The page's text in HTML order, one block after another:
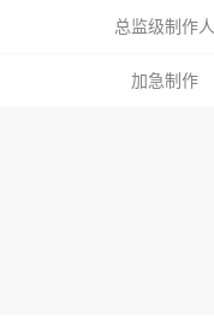
总监级制作人
加急制作